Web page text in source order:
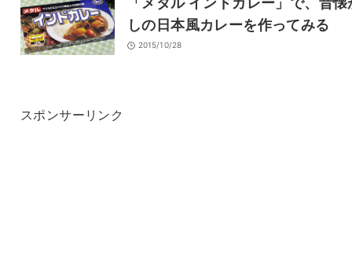
しの日本風カレーを作ってみる
2015/10/28
スポンサーリンク